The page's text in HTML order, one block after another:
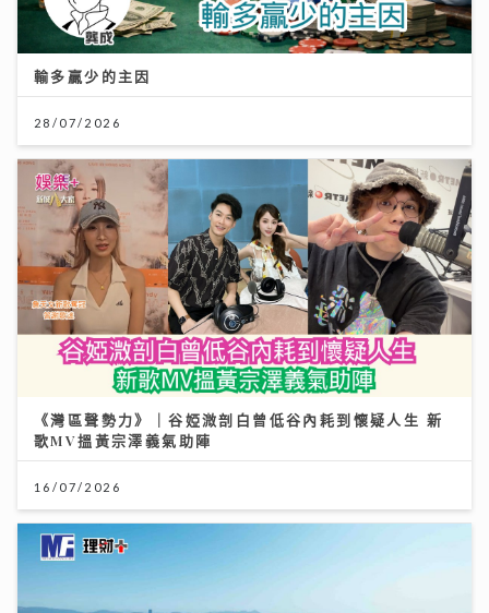
輸多贏少的主因
28/07/2026
《灣區聲勢力》｜谷婭溦剖白曾低谷內耗到懷疑人生 新
歌MV搵黃宗澤義氣助陣
16/07/2026